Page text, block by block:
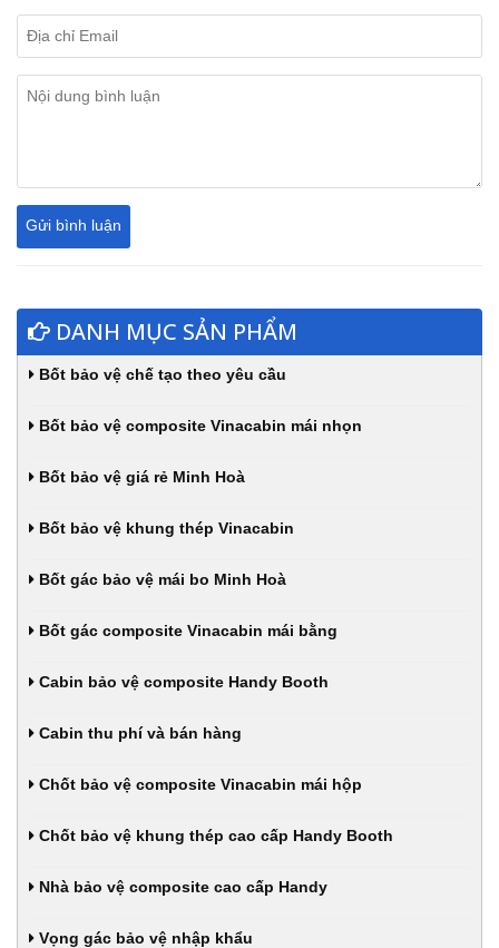
DANH MỤC SẢN PHẨM
Bốt bảo vệ chế tạo theo yêu cầu
Bốt bảo vệ composite Vinacabin mái nhọn
Bốt bảo vệ giá rẻ Minh Hoà
Bốt bảo vệ khung thép Vinacabin
Bốt gác bảo vệ mái bo Minh Hoà
Bốt gác composite Vinacabin mái bằng
Cabin bảo vệ composite Handy Booth
Cabin thu phí và bán hàng
Chốt bảo vệ composite Vinacabin mái hộp
Chốt bảo vệ khung thép cao cấp Handy Booth
Nhà bảo vệ composite cao cấp Handy
Vọng gác bảo vệ nhập khẩu